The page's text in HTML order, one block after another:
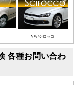
VW/シロッコ
各種お問い合わ